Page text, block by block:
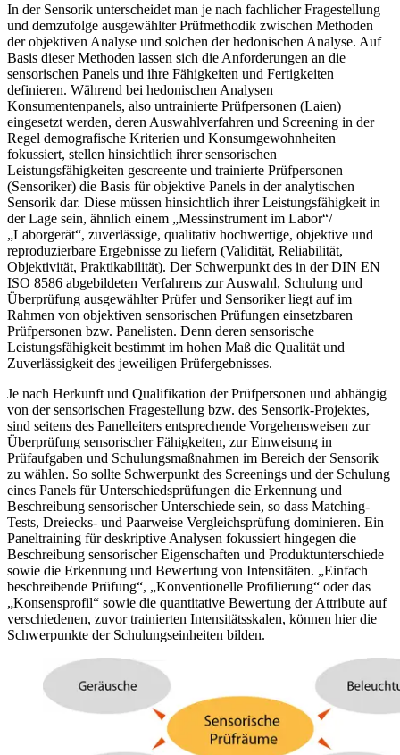
In der Sensorik unterscheidet man je nach fachlicher Fragestellung
und demzufolge ausgewählter Prüfmethodik zwischen Methoden
der objektiven Analyse und solchen der hedonischen Analyse. Auf
Basis dieser Methoden lassen sich die Anforderungen an die
sensorischen Panels und ihre Fähigkeiten und Fertigkeiten
definieren. Während bei hedonischen Analysen
Konsumentenpanels, also untrainierte Prüfpersonen (Laien)
eingesetzt werden, deren Auswahlverfahren und Screening in der
Regel demografische Kriterien und Konsumgewohnheiten
fokussiert, stellen hinsichtlich ihrer sensorischen
Leistungsfähigkeiten gescreente und trainierte Prüfpersonen
(Sensoriker) die Basis für objektive Panels in der analytischen
Sensorik dar. Diese müssen hinsichtlich ihrer Leistungsfähigkeit in
der Lage sein, ähnlich einem „Messinstrument im Labor“/
„Laborgerät“, zuverlässige, qualitativ hochwertige, objektive und
reproduzierbare Ergebnisse zu liefern (Validität, Reliabilität,
Objektivität, Praktikabilität). Der Schwerpunkt des in der DIN EN
ISO 8586 abgebildeten Verfahrens zur Auswahl, Schulung und
Überprüfung ausgewählter Prüfer und Sensoriker liegt auf im
Rahmen von objektiven sensorischen Prüfungen einsetzbaren
Prüfpersonen bzw. Panelisten. Denn deren sensorische
Leistungsfähigkeit bestimmt im hohen Maß die Qualität und
Zuverlässigkeit des jeweiligen Prüfergebnisses.
Je nach Herkunft und Qualifikation der Prüfpersonen und abhängig
von der sensorischen Fragestellung bzw. des Sensorik-Projektes,
sind seitens des Panelleiters entsprechende Vorgehensweisen zur
Überprüfung sensorischer Fähigkeiten, zur Einweisung in
Prüfaufgaben und Schulungsmaßnahmen im Bereich der Sensorik
zu wählen. So sollte Schwerpunkt des Screenings und der Schulung
eines Panels für Unterschiedsprüfungen die Erkennung und
Beschreibung sensorischer Unterschiede sein, so dass Matching-
Tests, Dreiecks- und Paarweise Vergleichsprüfung dominieren. Ein
Paneltraining für deskriptive Analysen fokussiert hingegen die
Beschreibung sensorischer Eigenschaften und Produktunterschiede
sowie die Erkennung und Bewertung von Intensitäten. „Einfach
beschreibende Prüfung“, „Konventionelle Profilierung“ oder das
„Konsensprofil“ sowie die quantitative Bewertung der Attribute auf
verschiedenen, zuvor trainierten Intensitätsskalen, können hier die
Schwerpunkte der Schulungseinheiten bilden.